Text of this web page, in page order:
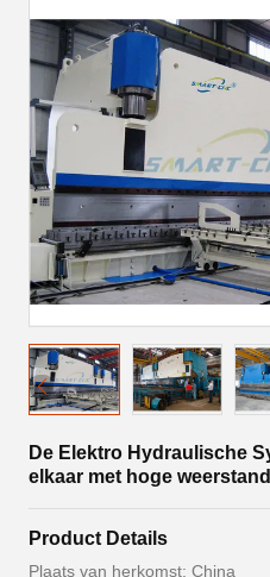
De Elektro Hydraulische
elkaar met hoge
Product Details
Plaats van herkomst: China